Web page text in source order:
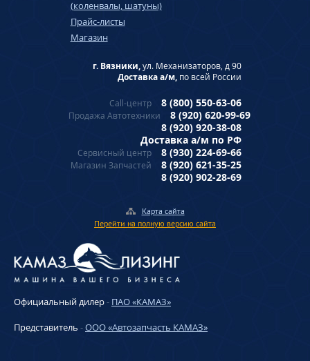
(коленвалы, шатуны)
Прайс-листы
Магазин
г. Вязники,ул. Механизаторов, д 90
Доставка а/м, по всей России
Call-центр 8 (800) 550-63-06
Продажа Автотехники
8 (920) 620-99-69
8 (920) 920-38-08
Доставка а/м по РФ
Сервисный центр 8 (930) 224-69-66
Магазин Запчастей
8 (920) 621-35-25
8 (920) 902-28-69
Карта сайта
Перейти на полную версию сайта
Официальный дилер- ПАО «КАМАЗ»
Представитель -ООО «Автозапчасть КАМАЗ»